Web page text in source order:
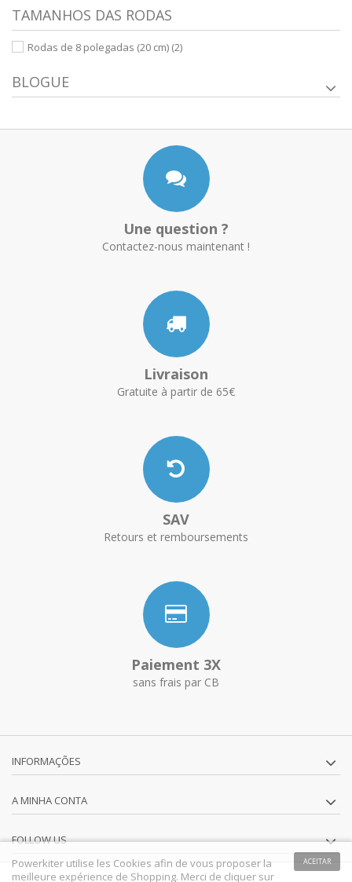
TAMANHOS DAS RODAS
Rodas de 8 polegadas (20 cm) (2)
BLOGUE
Une question ?
Contactez-nous maintenant !
Livraison
Gratuite à partir de 65€
SAV
Retours et remboursements
Paiement 3X
sans frais par CB
INFORMAÇÕES
A MINHA CONTA
FOLLOW US
ACEITAR
Powerkiter utilise les Cookies afin de vous proposer la
meilleure expérience de Shopping. Merci de cliquer sur